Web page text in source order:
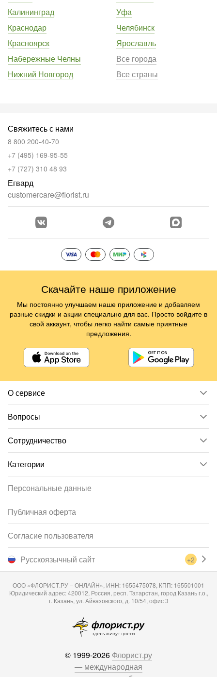
Калининград
Краснодар
Красноярск
Набережные Челны
Нижний Новгород
Уфа
Челябинск
Ярославль
Все города
Все страны
О сервисе
Вопросы
Сотрудничество
Категории
Свяжитесь с нами
8 800 200-40-70
+7 (495) 169-95-55
+7 (727) 310 48 93
Егвард
customercare@florist.ru
Русскоязычный сайт +2
Персональные данные
Публичная оферта
Согласие пользователя
ООО «ФЛОРИСТ.РУ – ОНЛАЙН», ИНН: 1655475078, КПП: 165501001
Юридический адрес: 420012, Россия, респ. Татарстан, город Казань г.о.,
г. Казань, ул. Айвазовского, д. 10/54, офис 3
© 1999-2026 Флорист.ру
— международная
Скачайте наше приложение
Мы постоянно улучшаем наше приложение и добавляем
разные скидки и акции специально для вас. Просто войдите в
свой аккаунт, чтобы легко найти самые приятные
предложения.